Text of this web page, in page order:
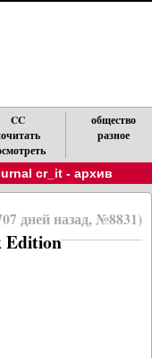
по RSS.
CC
общество
cr_it - архив
дней назад, №8831)